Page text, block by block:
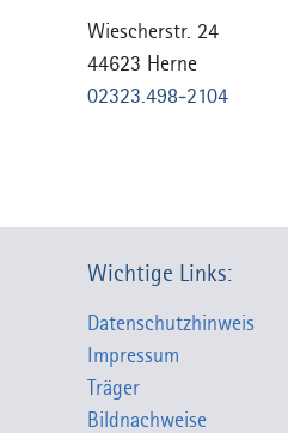
Wiescherstr. 24
44623 Herne
02323.498-2104
Wichtige Links:
Datenschutzhinweis
Impressum
Träger
Bildnachweise